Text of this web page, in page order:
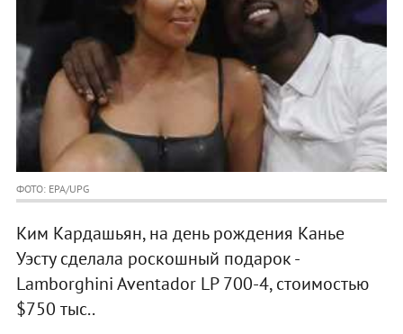
ФОТО: EPA/UPG
Ким Кардашьян, на день рождения Канье
Уэсту сделала роскошный подарок -
Lamborghini Aventador LP 700-4, стоимостью
$750 тыс..